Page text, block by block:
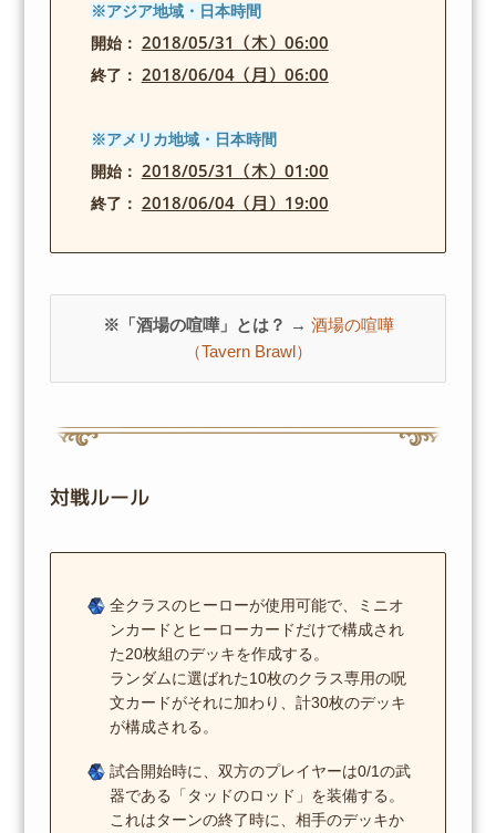
※アジア地域・日本時間
開始： 2018/05/31（木）06:00
終了： 2018/06/04（月）06:00
※アメリカ地域・日本時間
開始： 2018/05/31（木）01:00
終了： 2018/06/04（月）19:00
※「酒場の喧嘩」とは？ → 酒場の喧嘩
（Tavern Brawl）
対戦ルール
全クラスのヒーローが使用可能で、ミニオ
ンカードとヒーローカードだけで構成され
た20枚組のデッキを作成する。
ランダムに選ばれた10枚のクラス専用の呪
文カードがそれに加わり、計30枚のデッキ
が構成される。
試合開始時に、双方のプレイヤーは0/1の武
器である「タッドのロッド」を装備する。
これはターンの終了時に、相手のデッキか